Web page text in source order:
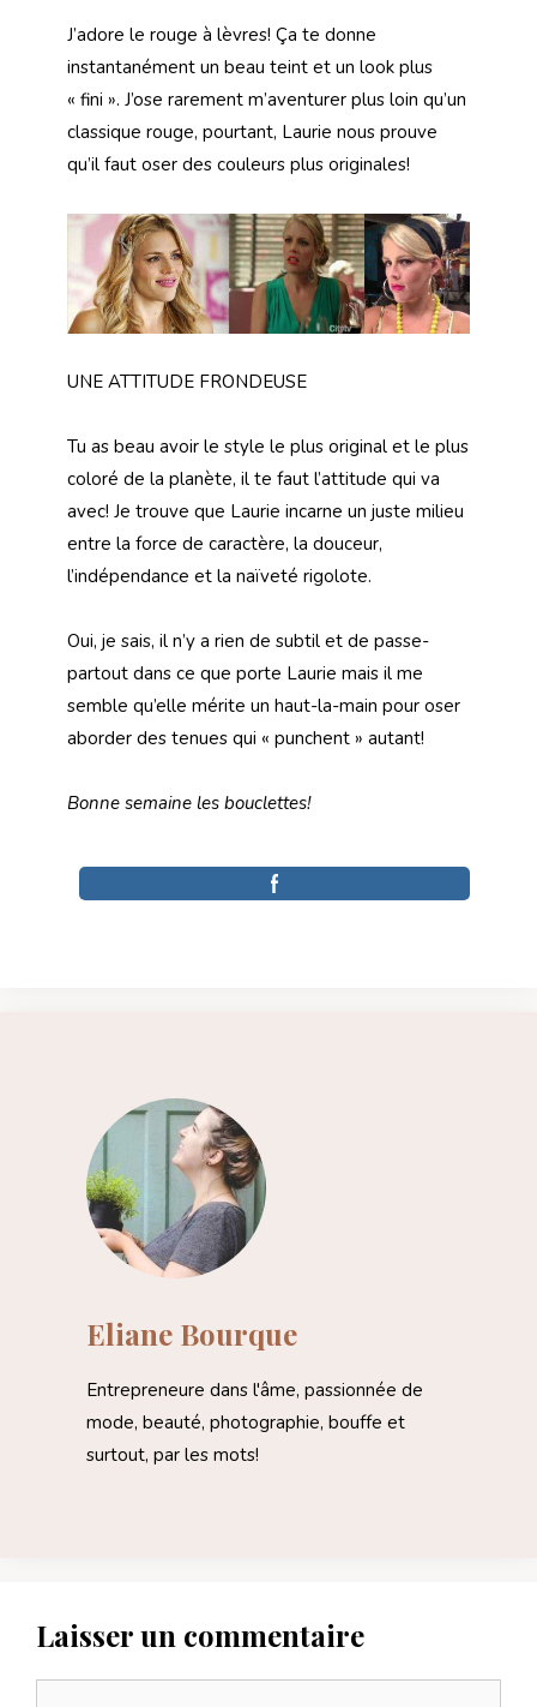
J’adore le rouge à lèvres! Ça te donne
instantanément un beau teint et un look plus
« fini ». J’ose rarement m’aventurer plus loin qu’un
classique rouge, pourtant, Laurie nous prouve
qu’il faut oser des couleurs plus originales!
UNE ATTITUDE FRONDEUSE
Tu as beau avoir le style le plus original et le plus
coloré de la planète, il te faut l’attitude qui va
avec! Je trouve que Laurie incarne un juste milieu
entre la force de caractère, la douceur,
l’indépendance et la naïveté rigolote.
Oui, je sais, il n’y a rien de subtil et de passe-
partout dans ce que porte Laurie mais il me
semble qu’elle mérite un haut-la-main pour oser
aborder des tenues qui « punchent » autant!
Bonne semaine les bouclettes!
Eliane Bourque
Entrepreneure dans l'âme, passionnée de
mode, beauté, photographie, bouffe et
surtout, par les mots!
Laisser un commentaire